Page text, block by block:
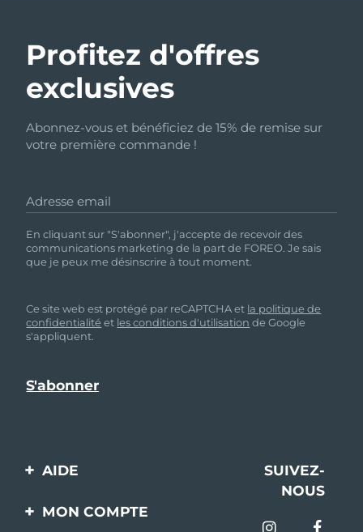
Profitez d'offres
exclusives
Abonnez-vous et bénéficiez de 15% de remise sur
votre première commande !
Adresse email
En cliquant sur "S'abonner", j'accepte de recevoir des
communications marketing de la part de FOREO. Je sais
que je peux me désinscrire à tout moment.
Ce site web est protégé par reCAPTCHA et la politique de
confidentialité et les conditions d'utilisation de Google
s'appliquent.
AIDE
Contactez-nous
SUIVEZ-
NOUS
MON COMPTE